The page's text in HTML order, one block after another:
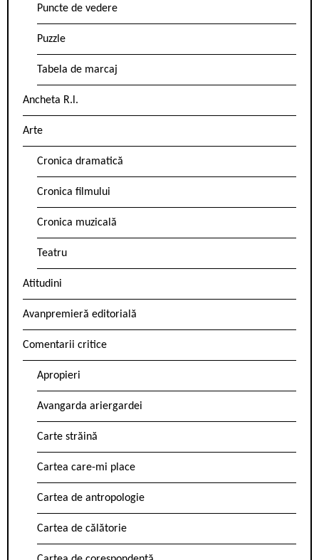
Puncte de vedere
Puzzle
Tabela de marcaj
Ancheta R.l.
Arte
Cronica dramatică
Cronica filmului
Cronica muzicală
Teatru
Atitudini
Avanpremieră editorială
Comentarii critice
Apropieri
Avangarda ariergardei
Carte străină
Cartea care-mi place
Cartea de antropologie
Cartea de călătorie